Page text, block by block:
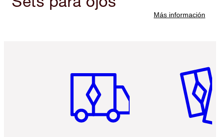
Más información